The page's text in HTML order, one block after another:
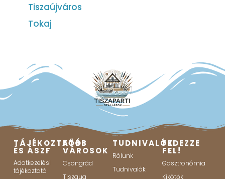
Tiszaújváros
Tokaj
TÁJÉKOZTATÓ
ÉS ÁSZF
Adatkezelési
tájékoztató
FŐBB
VÁROSOK
Csongrád
Tiszaug
TUDNIVALÓK
Rólunk
Tudnivalók
FEDEZZE
FEL!
Gasztronómia
Kikötők